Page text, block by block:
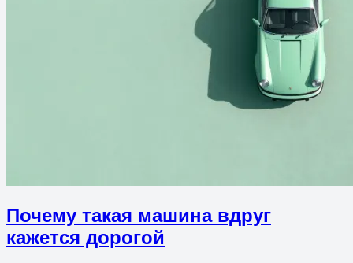
Почему такая машина вдруг
кажется дорогой